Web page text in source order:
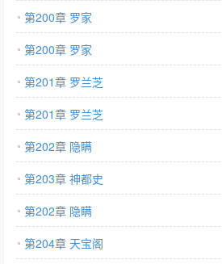
第200章 罗家
第200章 罗家
第201章 罗兰芝
第201章 罗兰芝
第202章 隐瞒
第203章 神都史
第202章 隐瞒
第204章 天宝阁